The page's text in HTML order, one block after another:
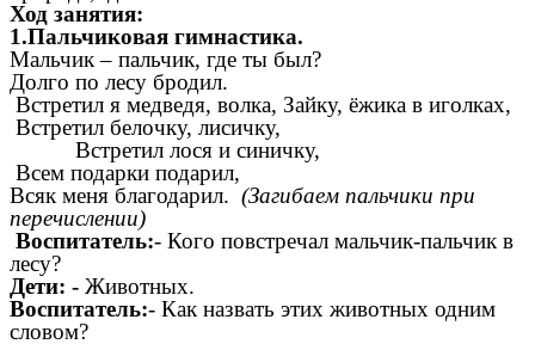
Ход занятия:
1.Пальчиковая гимнастика.
Мальчик – пальчик, где ты был?
Долго по лесу бродил.
Встретил я медведя, волка, Зайку, ёжика в иголках,
Встретил белочку, лисичку,
Встретил лося и синичку,
Всем подарки подарил,
Всяк меня благодарил. (Загибаем пальчики при
перечислении)
Воспитатель:- Кого повстречал мальчик-пальчик в
лесу?
Дети: - Животных.
Воспитатель:- Как назвать этих животных одним
словом?